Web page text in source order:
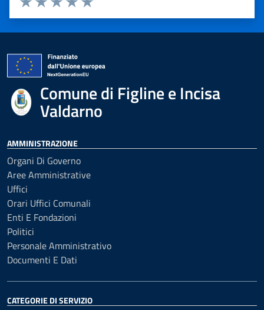
Valuta 5 stelle su 5
Valuta 4 stelle su 5
Valuta 3 stelle su 5
Valuta 2 stelle su 5
Valuta 1 stelle su 5
Comune di Figline e Incisa
Valdarno
AMMINISTRAZIONE
Organi Di Governo
Aree Amministrative
Uffici
Orari Uffici Comunali
Enti E Fondazioni
Politici
Personale Amministrativo
Documenti E Dati
CATEGORIE DI SERVIZIO